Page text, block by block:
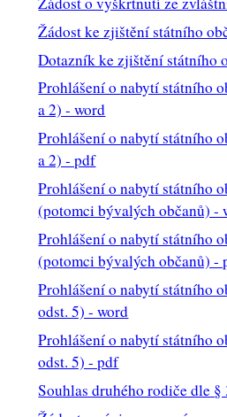
Žádost ke zjištění státního
Dotazník ke zjištění státního
Prohlášení o nabytí státního
a 2) - word
Prohlášení o nabytí státního
a 2) - pdf
Prohlášení o nabytí státního
(potomci bývalých občanů) -
Prohlášení o nabytí státního
(potomci bývalých občanů) -
Prohlášení o nabytí státního
odst. 5) - word
Prohlášení o nabytí státního
odst. 5) - pdf
Souhlas druhého rodiče dle